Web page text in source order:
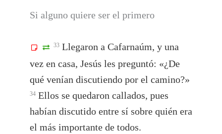
Si alguno quiere ser el primero
33 Llegaron a Cafarnaúm, y una
vez en casa, Jesús les preguntó: «¿De
qué venían discutiendo por el camino?»
34 Ellos se quedaron callados, pues
habían discutido entre sí sobre quién era
el más importante de todos.